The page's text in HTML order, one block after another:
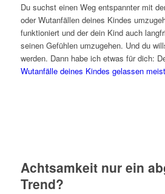
Du suchst einen Weg entspannter mit
oder Wutanfällen deines Kindes
funktioniert und der dein Kind auch
seinen Gefühlen umzugehen. Und du
werden. Dann habe ich etwas für dich:
Wutanfälle deines Kindes gelassen
Achtsamkeit nur ein
Trend?